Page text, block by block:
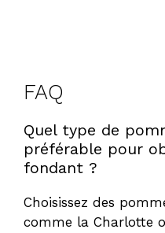
FAQ
Quel type de
préférable pour
fondant ?
Choisissez des
comme la Charlotte